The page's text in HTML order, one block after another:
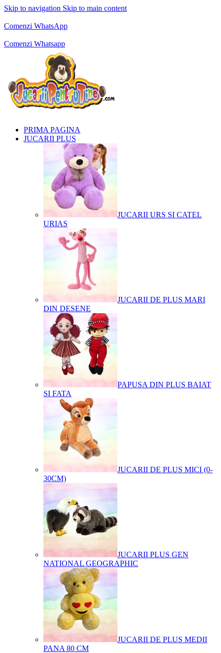
Skip to navigation Skip to main content
Comenzi WhatsApp
Comenzi Whatsapp
PRIMA PAGINA
JUCARII PLUS
JUCARII URS SI CATEL
URIAS
JUCARII DE PLUS MARI
DIN DESENE
PAPUSA DIN PLUS BAIAT
SI FATA
JUCARII DE PLUS MICI (0-
30CM)
JUCARII PLUS GEN
NATIONAL GEOGRAPHIC
JUCARII DE PLUS MEDII
PANA 80 CM